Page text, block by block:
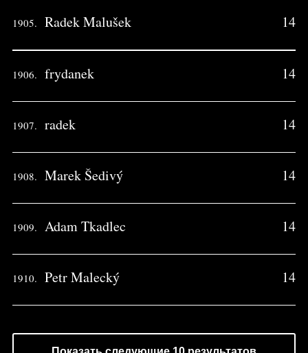
1905. Radek Malušek 14
1906. frydanek 14
1907. radek 14
1908. Marek Šedivý 14
1909. Adam Tkadlec 14
1910. Petr Malecký 14